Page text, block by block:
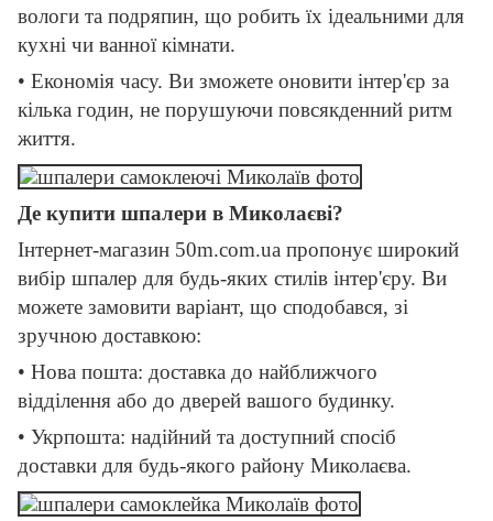
вологи та подряпин, що робить їх ідеальними для
кухні чи ванної кімнати.
• Економія часу. Ви зможете оновити інтер'єр за
кілька годин, не порушуючи повсякденний ритм
життя.
Де купити шпалери в Миколаєві?
Інтернет-магазин 50m.com.ua пропонує широкий
вибір шпалер для будь-яких стилів інтер'єру. Ви
можете замовити варіант, що сподобався, зі
зручною доставкою:
• Нова пошта: доставка до найближчого
відділення або до дверей вашого будинку.
• Укрпошта: надійний та доступний спосіб
доставки для будь-якого району Миколаєва.